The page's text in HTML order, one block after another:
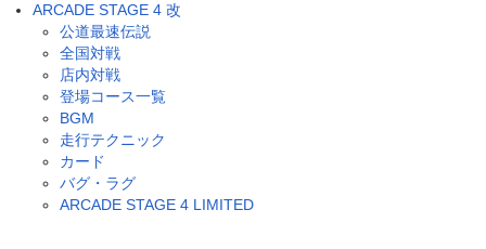
ARCADE STAGE 4 改
公道最速伝説
全国対戦
店内対戦
登場コース一覧
BGM
走行テクニック
カード
バグ・ラグ
ARCADE STAGE 4 LIMITED